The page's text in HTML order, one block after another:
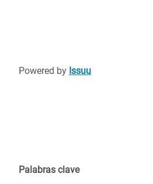
Powered by Issuu
Palabras clave